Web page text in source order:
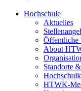
Hochschule
Aktuelles
Öffentliche
About
Standorte
HTWK-